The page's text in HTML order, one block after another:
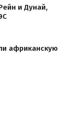
и Дунай,
африканскую